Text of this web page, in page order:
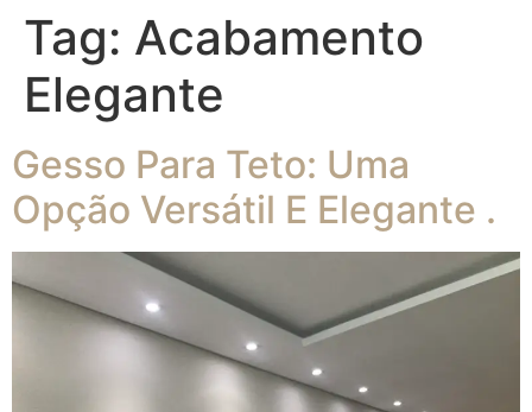
Tag: Acabamento
Elegante
Gesso Para Teto: Uma
Opção Versátil E Elegante .